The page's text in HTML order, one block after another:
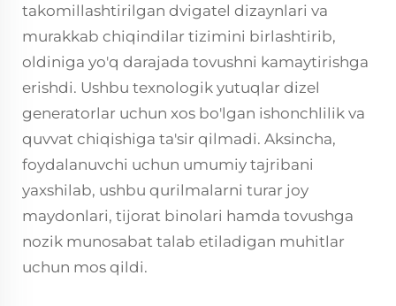
takomillashtirilgan dvigatel dizaynlari va
murakkab chiqindilar tizimini birlashtirib,
oldiniga yo'q darajada tovushni kamaytirishga
erishdi. Ushbu texnologik yutuqlar dizel
generatorlar uchun xos bo'lgan ishonchlilik va
quvvat chiqishiga ta'sir qilmadi. Aksincha,
foydalanuvchi uchun umumiy tajribani
yaxshilab, ushbu qurilmalarni turar joy
maydonlari, tijorat binolari hamda tovushga
nozik munosabat talab etiladigan muhitlar
uchun mos qildi.